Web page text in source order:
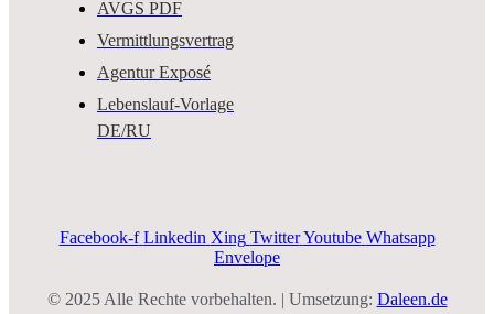
AVGS PDF
Vermittlungsvertrag
Agentur Exposé
Lebenslauf-Vorlage
DE/RU
Facebook-f Linkedin Xing Twitter Youtube Whatsapp
Envelope
© 2025 Alle Rechte vorbehalten. | Umsetzung: Daleen.de